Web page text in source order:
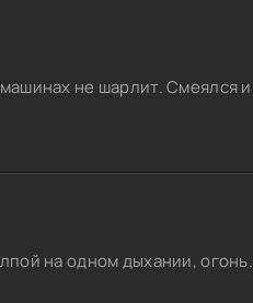
не шарлит. Смеялся и
на одном дыхании, огонь.